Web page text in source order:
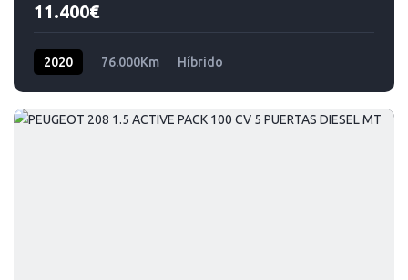
11.400€
2020 76.000Km Híbrido